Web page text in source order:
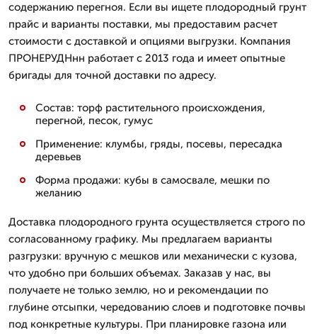
содержанию перегноя. Если вы ищете плодородный грунт
прайс и варианты поставки, мы предоставим расчет
стоимости с доставкой и опциями выгрузки. Компания
ПРОНЕРУДНнн работает с 2013 года и имеет опытные
бригады для точной доставки по адресу.
Состав: торф растительного происхождения,
перегной, песок, гумус
Применение: клумбы, гряды, посевы, пересадка
деревьев
Форма продажи: кубы в самосвале, мешки по
желанию
Доставка плодородного грунта осуществляется строго по
согласованному графику. Мы предлагаем варианты
разгрузки: вручную с мешков или механически с кузова,
что удобно при больших объемах. Заказав у нас, вы
получаете не только землю, но и рекомендации по
глубине отсыпки, чередованию слоев и подготовке почвы
под конкретные культуры. При планировке газона или